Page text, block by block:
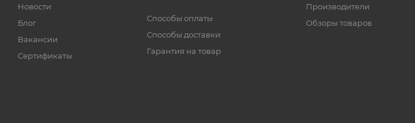
Новости
Блог
Вакансии
Сертификаты
Способы оплаты
Способы доставки
Гарантия на товар
Производители
Обзоры товаров